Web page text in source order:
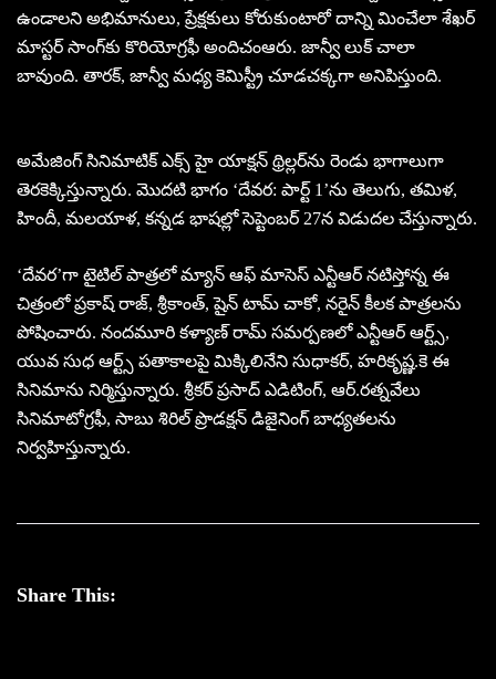
ఉండాల‌ని అభిమానులు, ప్రేక్ష‌కులు కోరుకుంటారో దాన్ని మించేలా శేఖ‌ర్
మాస్ట‌ర్ సాంగ్‌కు కొరియోగ్ర‌ఫీ అందిచంఆరు. జాన్వీ లుక్ చాలా
బావుంది. తార‌క్‌, జాన్వీ మ‌ధ్య కెమిస్ట్రీ చూడ‌చ‌క్క‌గా అనిపిస్తుంది.
అమేజింగ్ సినిమాటిక్ ఎక్స్ హై యాక్షన్ థ్రిల్లర్‌ను రెండు భాగాలుగా
తెరకెక్కిస్తున్నారు. మొదటి భాగం ‘దేవర: పార్ట్ 1’ను తెలుగు, తమిళ,
హిందీ, మలయాళ, కన్నడ భాషల్లో సెప్టెంబర్ 27న విడుదల చేస్తున్నారు.
‘దేవర’గా టైటిల్ పాత్ర‌లో మ్యాన్ ఆఫ్ మాసెస్ ఎన్టీఆర్ న‌టిస్తోన్న ఈ
చిత్రంలో ప్ర‌కాష్ రాజ్‌, శ్రీకాంత్‌, షైన్ టామ్ చాకో, న‌రైన్ కీల‌క పాత్ర‌ల‌ను
పోషించారు. నంద‌మూరి క‌ళ్యాణ్ రామ్ స‌మ‌ర్ప‌ణ‌లో ఎన్టీఆర్ ఆర్ట్స్‌,
యువ సుధ ఆర్ట్స్ ప‌తాకాల‌పై మిక్కిలినేని సుధాక‌ర్‌, హ‌రికృష్ణ‌.కె ఈ
సినిమాను నిర్మిస్తున్నారు. శ్రీక‌ర్ ప్ర‌సాద్ ఎడిటింగ్‌, ఆర్‌.ర‌త్న‌వేలు
సినిమాటోగ్ర‌ఫీ, సాబు శిరిల్ ప్రొడ‌క్ష‌న్ డిజైనింగ్ బాధ్య‌త‌ల‌ను
నిర్వ‌హిస్తున్నారు.
Share This: